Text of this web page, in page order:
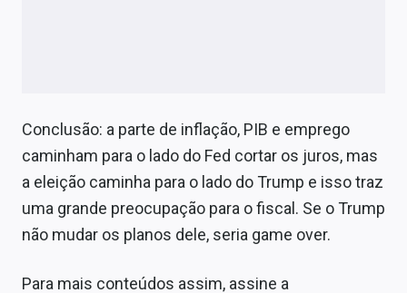
Conclusão: a parte de inflação, PIB e emprego
caminham para o lado do Fed cortar os juros, mas
a eleição caminha para o lado do Trump e isso traz
uma grande preocupação para o fiscal. Se o Trump
não mudar os planos dele, seria game over.
Para mais conteúdos assim, assine a